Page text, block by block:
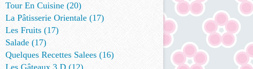
Tour En Cuisine (20)
La Pâtisserie Orientale (17)
Les Fruits (17)
Salade (17)
Quelques Recettes Salees (16)
Les Gâteaux 3 D (12)